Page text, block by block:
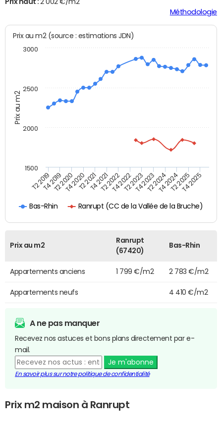
Méthodologie
Prix au m2
Prix au m2 (source : estimations JDN)
Bas-Rhin Ranrupt (CC de la Vallée de la Bruche)
T2 2019T4 2019T2 2020T4 2020T2 2021T4 2021T2 2022T4 2022T2 2023T4 2023T2 2024T4 2024T2 2025T4 2025
1500
2000
2500
3000
Prix au m2
Ranrupt
(67420)
Bas-Rhin
Appartements anciens 1 799 €/m2 2 783 €/m2
Appartements neufs 4 410 €/m2
A ne pas manquer
Recevez nos astuces et bons plans directement par e-
mail.
Je m'abonne
En savoir plus sur notre politique de confidentialité
Prix m2 maison à Ranrupt